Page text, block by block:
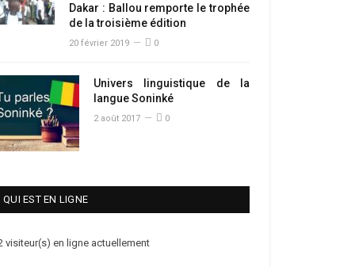
Dakar : Ballou remporte le trophée
de la troisième édition
20 février 2019 0
Univers linguistique de la
langue Soninké
2 août 2017 0
QUI EST EN LIGNE
visiteur(s) en ligne actuellement